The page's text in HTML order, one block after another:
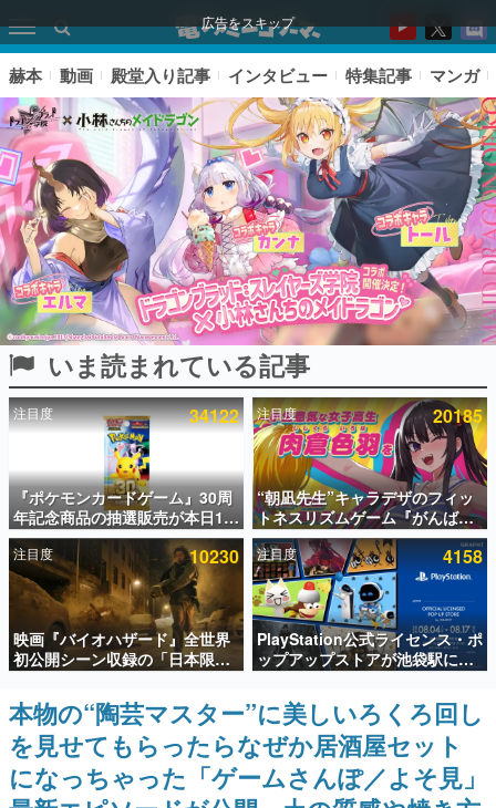
広告をスキップ
ピックアップ
電ファミのいま読まれている記事ランキング
アプリセール情報
インタビュー
連載・特集一覧
殿堂入り記事
SNS拡散数が数千以上！ ページビュー数万以上！ などな
ど。多くの人々に読まれた、電ファミ渾身の“殿堂入り”記
事をまとめました。
ゲームの企画書
名作ゲームクリエイターの方々に製作時のエピソードをお
聞きし、ヒットする企画（ゲーム）とは何か？を探ってい
きます。
赫本 動画 殿堂入り記事 インタビュー 特集記事 マンガ
いま読まれている記事
注目度 34122
『ポケモンカードゲーム』30周
年記念商品の抽選販売が本日12
時より開始。拡張パック「30th
CELEBRATION」のボックス
に、「プレミアムデッキセット
エーフィ・ブラッキー」
「FUTURISTIC BOX」の計3商
品
注目度 20185
“朝凪先生”キャラデザのフィッ
トネスリズムゲーム『がんば
れ！チアリズム』Steamストア
ページが公開。キャラクターの
CVは陽向葵ゅかさん
注目度 10230
映画『バイオハザード』全世界
初公開シーン収録の「日本限
定」予告映像が解禁。バイオの
日（8月10日）にあわせて、
「ラクーンシティ総合病院」へ
行く配達人の姿が披露
注目度 4158
PlayStation公式ライセンス・ポ
ップアップストアが池袋駅にて
期間限定で開催。夏のアパレル
や『ブラッドボーン』の新作ア
イテムが登場
本物の“陶芸マスター”に美しいろくろ回し
を見せてもらったらなぜか居酒屋セット
になっちゃった「ゲームさんぽ／よそ見」